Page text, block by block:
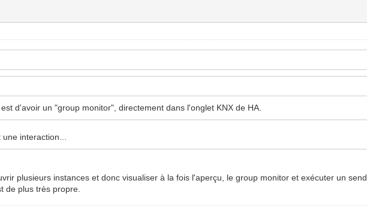
d'avoir un "group monitor", directement dans l'onglet KNX de HA.
interaction...
plusieurs instances et donc visualiser à la fois l'aperçu, le group monitor et exécuter un send.
de plus très propre.